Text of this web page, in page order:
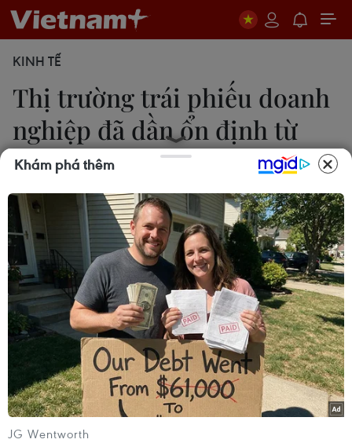
KINH TẾ
Thị trường trái phiếu doanh
nghiệp đã dần ổn định từ
quý 2
Hạnh Nguyễn
29/11/2023 05:46
Sau vụ việc của Ngân hàng SCB và Tập đoàn Vạn
Thịnh Phát, thị trường trái phiếu doanh nghiệp
biến động mạnh. Nhà đầu tư mất niềm tin và
yêu cầu doanh nghiệp phải mua lại trái phiếu
trước hạn.
Khám phá thêm
JG Wentworth